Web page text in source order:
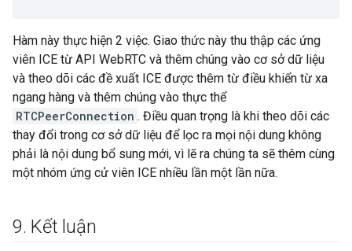
Hàm này thực hiện 2 việc. Giao thức này thu thập các ứng
viên ICE từ API WebRTC và thêm chúng vào cơ sở dữ liệu
và theo dõi các đề xuất ICE được thêm từ điều khiển từ xa
ngang hàng và thêm chúng vào thực thể
RTCPeerConnection . Điều quan trọng là khi theo dõi các
thay đổi trong cơ sở dữ liệu để lọc ra mọi nội dung không
phải là nội dung bổ sung mới, vì lẽ ra chúng ta sẽ thêm cùng
một nhóm ứng cử viên ICE nhiều lần một lần nữa.
9. Kết luận